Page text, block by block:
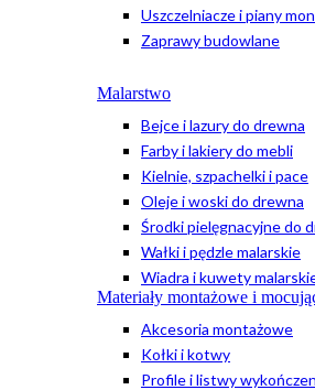
Uszczelniacze i piany
Zaprawy budowlane
Malarstwo
Bejce i lazury do drewna
Farby i lakiery do mebli
Kielnie, szpachelki i pace
Oleje i woski do drewna
Środki pielęgnacyjne do
Wałki i pędzle malarskie
Wiadra i kuwety
Materiały montażowe i
Akcesoria montażowe
Kołki i kotwy
Profile i listwy